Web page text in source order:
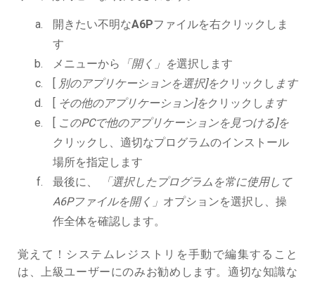
開きたい不明なA6Pファイルを右クリックしま
す
メニューから
「開く」を選択します
[ 別のアプリケーションを選択]をクリックし ます
[ その他のアプリケーション]をクリックし ます
[ このPCで他のアプリケーションを見つける]を
クリックし、適切なプログラムのインストール
場所を指定します
最後に、
「選択したプログラムを常に使用して
A6Pファイルを開く」 オプションを選択し、操
作全体を確認します。
覚えて！システムレジストリを手動で編集すること
は、上級ユーザーにのみお勧めします。適切な知識な